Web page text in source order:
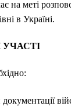
на меті
в Україні.
УЧАСТІ